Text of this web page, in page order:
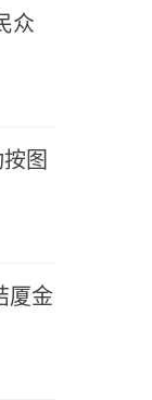
众
图
厦金